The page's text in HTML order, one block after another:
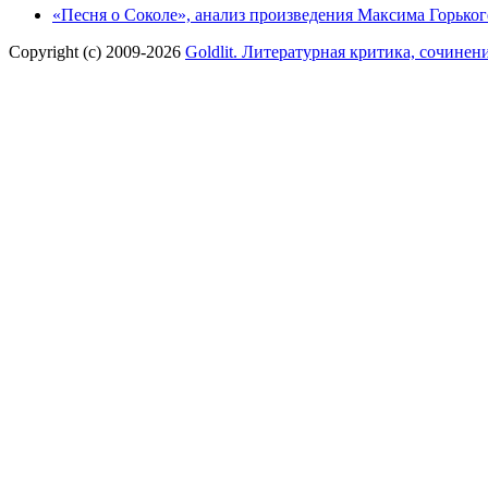
«Песня о Соколе», анализ произведения Максима
Copyright (c) 2009-2026 Goldlit. Литературная критика,